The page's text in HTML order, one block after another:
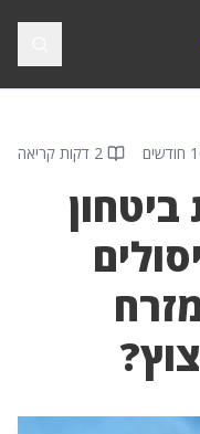
2 דקות קריאה
ביטחון